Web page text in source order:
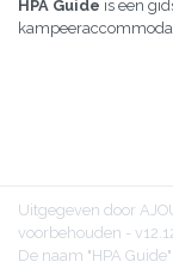
HPA Guide is een
Uitgegeven door
voorbehouden -
De naam "HPA